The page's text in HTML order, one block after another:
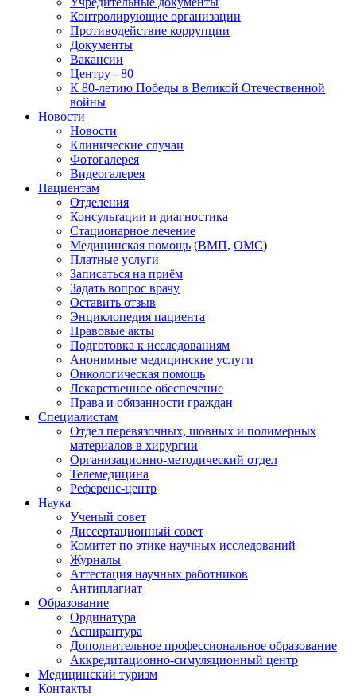
Контролирующие организации
Противодействие коррупции
Документы
Вакансии
Центру - 80
К 80-летию Победы в Великой Отечественной
войны
Новости
Новости
Клинические случаи
Фотогалерея
Видеогалерея
Пациентам
Отделения
Консультации и диагностика
Стационарное лечение
Медицинская помощь (ВМП, ОМС)
Платные услуги
Записаться на приём
Задать вопрос врачу
Оставить отзыв
Энциклопедия пациента
Правовые акты
Подготовка к исследованиям
Анонимные медицинские услуги
Онкологическая помощь
Лекарственное обеспечение
Права и обязанности граждан
Специалистам
Отдел перевязочных, шовных и полимерных
материалов в хирургии
Организационно-методический отдел
Телемедицина
Референс-центр
Наука
Ученый совет
Диссертационный совет
Комитет по этике научных исследований
Журналы
Аттестация научных работников
Антиплагиат
Образование
Ординатура
Аспирантура
Дополнительное профессиональное образование
Аккредитационно-симуляционный центр
Медицинский туризм
Контакты